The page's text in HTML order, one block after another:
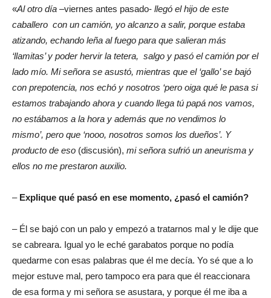
«Al otro día –viernes antes pasado- llegó el hijo de este
caballero con un camión, yo alcanzo a salir, porque estaba
atizando, echando leña al fuego para que salieran más
‘llamitas’ y poder hervir la tetera, salgo y pasó el camión por el
lado mío. Mi señora se asustó, mientras que el ‘gallo’ se bajó
con prepotencia, nos echó y nosotros ‘pero oiga qué le pasa si
estamos trabajando ahora y cuando llega tú papá nos vamos,
no estábamos a la hora y además que no vendimos lo
mismo’, pero que ‘nooo, nosotros somos los dueños’. Y
producto de eso (discusión), mi señora sufrió un aneurisma y
ellos no me prestaron auxilio.
–Explique qué pasó en ese momento, ¿pasó el camión?
– Él se bajó con un palo y empezó a tratarnos mal y le dije que
se cabreara. Igual yo le eché garabatos porque no podía
quedarme con esas palabras que él me decía. Yo sé que a lo
mejor estuve mal, pero tampoco era para que él reaccionara
de esa forma y mi señora se asustara, y porque él me iba a